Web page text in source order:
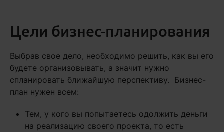
Цели бизнес-планирования
Выбрав свое дело, необходимо решить, как вы его
будете организовывать, а значит нужно
спланировать ближайшую перспективу. Бизнес-
план нужен всем:
Тем, у кого вы попытаетесь одолжить деньги
на реализацию своего проекта, то есть